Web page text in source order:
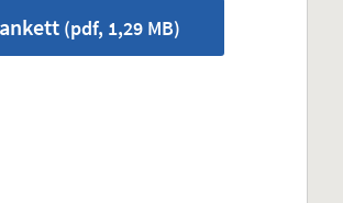
(pdf, 1,29 MB)